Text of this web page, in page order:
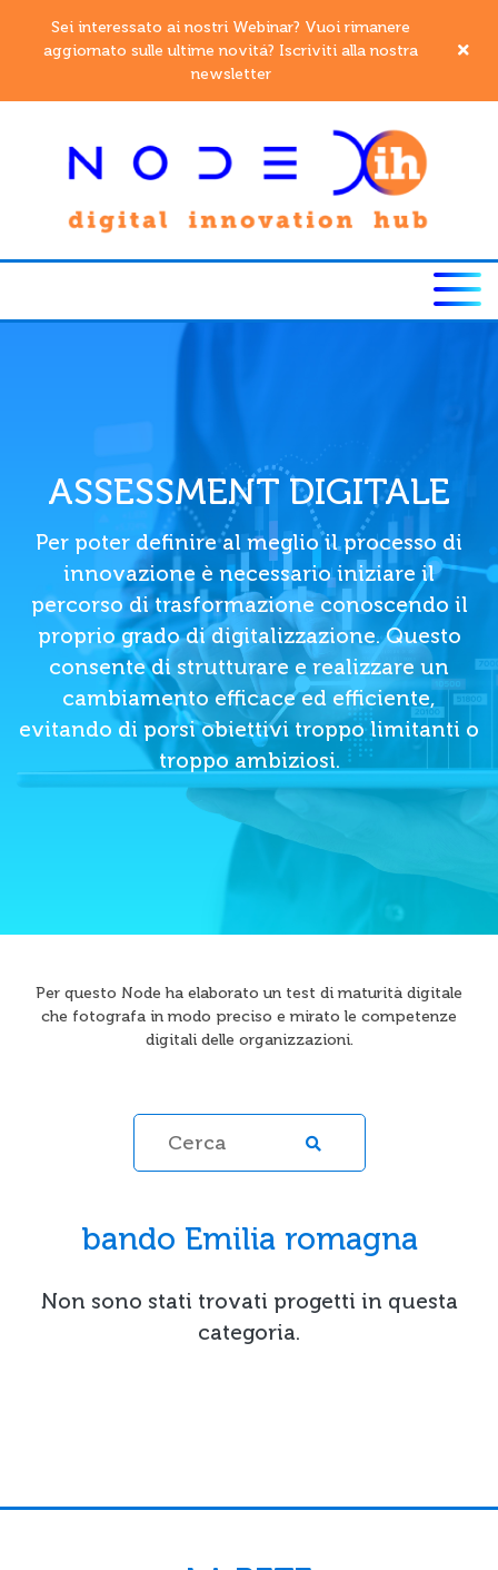
Sei interessato ai nostri Webinar? Vuoi rimanere
aggiornato sulle ultime novitá? Iscriviti alla nostra
newsletter
ASSESSMENT DIGITALE
Per poter definire al meglio il processo di
innovazione è necessario iniziare il
percorso di trasformazione conoscendo il
proprio grado di digitalizzazione. Questo
consente di strutturare e realizzare un
cambiamento efficace ed efficiente,
evitando di porsi obiettivi troppo limitanti o
troppo ambiziosi.
Per questo Node ha elaborato un test di maturità digitale
che fotografa in modo preciso e mirato le competenze
digitali delle organizzazioni.
bando Emilia romagna
Non sono stati trovati progetti in questa
categoria.